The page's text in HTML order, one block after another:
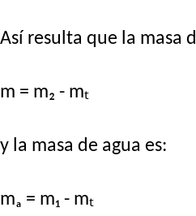
Así resulta que la masa
m = m₂ - mₜ
y la masa de agua es:
mₐ = m₁ - mₜ